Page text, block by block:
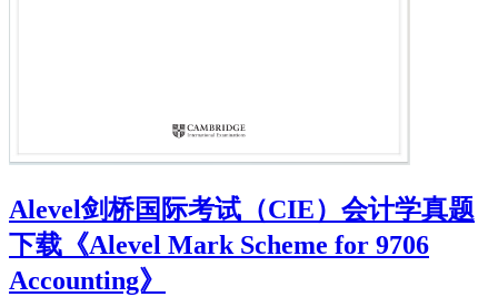
Alevel剑桥国际考试（CIE）会计学真题
下载《Alevel Mark Scheme for 9706
Accounting》